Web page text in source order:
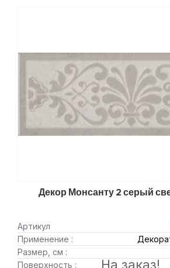
Декор Монсанту 2 серый
Артикул
Применение :
Размер, см :
Поверхность :
На заказ!